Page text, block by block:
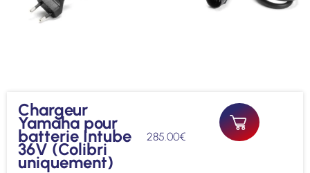
Chargeur
Yamaha pour
batterie Intube
36V (Colibri
uniquement)
285.00€